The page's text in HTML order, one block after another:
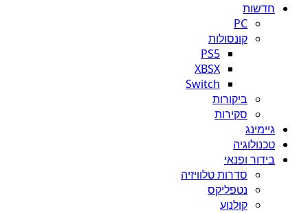
חדשות
PC
קונסולות
PS5
XBSX
Switch
ביקורות
סקירות
גיימינג
טכנולוגיה
בידור ופנאי
סדרות טלוויזיה
נטפליקס
קולנוע